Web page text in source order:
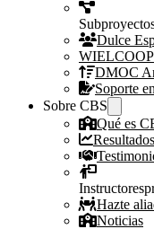
Dulce
WIELCOOP
DMOC
Soporte
Sobre CBS
Qué es
Instructores
Hazte
Noticias